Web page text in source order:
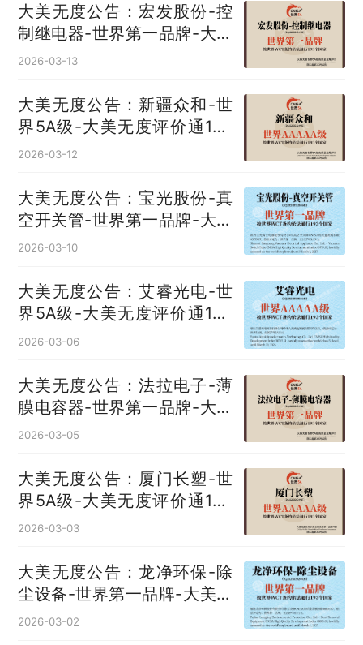
大美无度公告：宏发股份-控
制继电器‌-世界第一品牌-大美
无度评价通193国
2026-03-13
大美无度公告：新疆众和-世
界5A级-大美无度评价通193
国
2026-03-12
大美无度公告：宝光股份-真
空开关管‌-世界第一品牌-大美
无度评价通193国
2026-03-10
大美无度公告：艾睿光电-世
界5A级-大美无度评价通193
国
2026-03-06
大美无度公告：法拉电子-薄
膜电容器‌-世界第一品牌-大美
无度评价通193国
2026-03-05
大美无度公告：厦门长塑-世
界5A级-大美无度评价通193
国
2026-03-03
大美无度公告：龙净环保-除
尘设备‌-世界第一品牌-大美无
度评价通193国
2026-03-02